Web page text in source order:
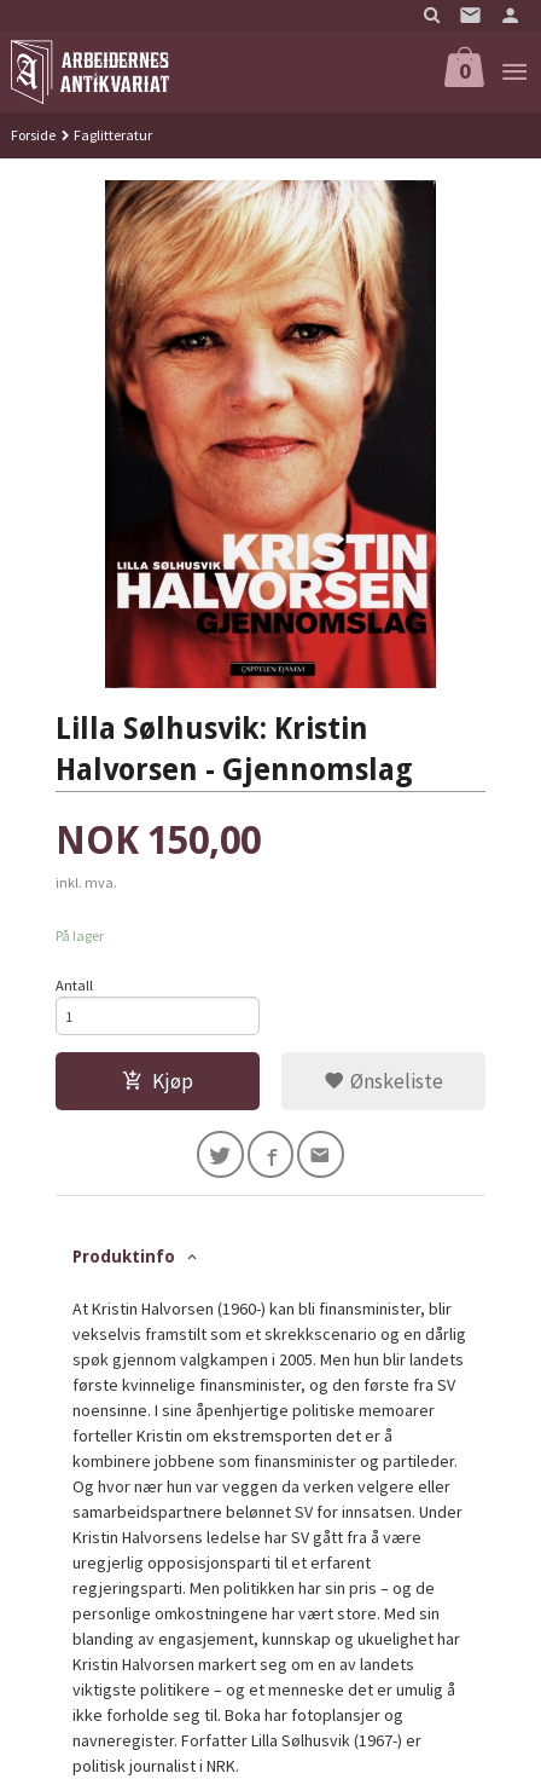
til
innholdet
0
Forside Faglitteratur
Lilla Sølhusvik: Kristin
Halvorsen - Gjennomslag
Pris
NOK 150,00
inkl. mva.
På lager
Antall
Kjøp Ønskeliste
Produktinfo
At Kristin Halvorsen (1960-) kan bli finansminister, blir
vekselvis framstilt som et skrekkscenario og en dårlig
spøk gjennom valgkampen i 2005. Men hun blir landets
første kvinnelige finansminister, og den første fra SV
noensinne. I sine åpenhjertige politiske memoarer
forteller Kristin om ekstremsporten det er å
kombinere jobbene som finansminister og partileder.
Og hvor nær hun var veggen da verken velgere eller
samarbeidspartnere belønnet SV for innsatsen. Under
Kristin Halvorsens ledelse har SV gått fra å være
uregjerlig opposisjonsparti til et erfarent
regjeringsparti. Men politikken har sin pris – og de
personlige omkostningene har vært store. Med sin
blanding av engasjement, kunnskap og ukuelighet har
Kristin Halvorsen markert seg om en av landets
viktigste politikere – og et menneske det er umulig å
ikke forholde seg til. Boka har fotoplansjer og
navneregister. Forfatter Lilla Sølhusvik (1967-) er
politisk journalist i NRK.